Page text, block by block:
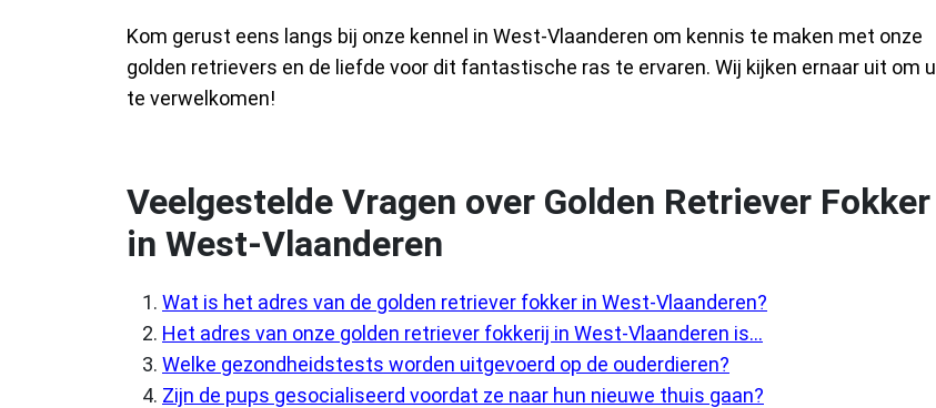
Kom gerust eens langs bij onze kennel in West-Vlaanderen om kennis te maken met onze
golden retrievers en de liefde voor dit fantastische ras te ervaren. Wij kijken ernaar uit om u
te verwelkomen!
Veelgestelde Vragen over Golden Retriever Fokker
in West-Vlaanderen
Wat is het adres van de golden retriever fokker in West-Vlaanderen?
Het adres van onze golden retriever fokkerij in West-Vlaanderen is…
Welke gezondheidstests worden uitgevoerd op de ouderdieren?
Zijn de pups gesocialiseerd voordat ze naar hun nieuwe thuis gaan?